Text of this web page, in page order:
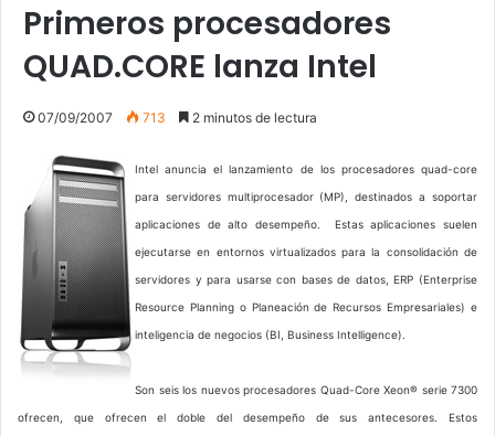
Primeros procesadores
QUAD.CORE lanza Intel
07/09/2007 713 2 minutos de lectura
Intel anuncia el lanzamiento de los procesadores quad-core
para servidores multiprocesador (MP), destinados a soportar
aplicaciones de alto desempeño. Estas aplicaciones suelen
ejecutarse en entornos virtualizados para la consolidación de
servidores y para usarse con bases de datos, ERP (Enterprise
Resource Planning o Planeación de Recursos Empresariales) e
inteligencia de negocios (BI, Business Intelligence).
Son seis los nuevos procesadores Quad-Core Xeon® serie 7300
ofrecen, que ofrecen el doble del desempeño de sus antecesores. Estos